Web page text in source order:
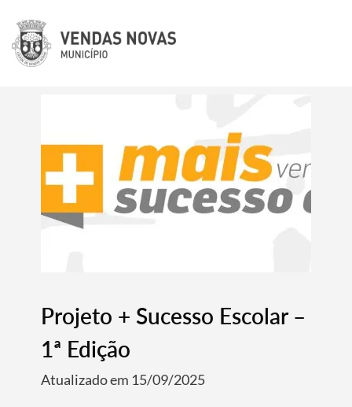
Projeto + Sucesso Escolar –
1ª Edição
Atualizado em 15/09/2025